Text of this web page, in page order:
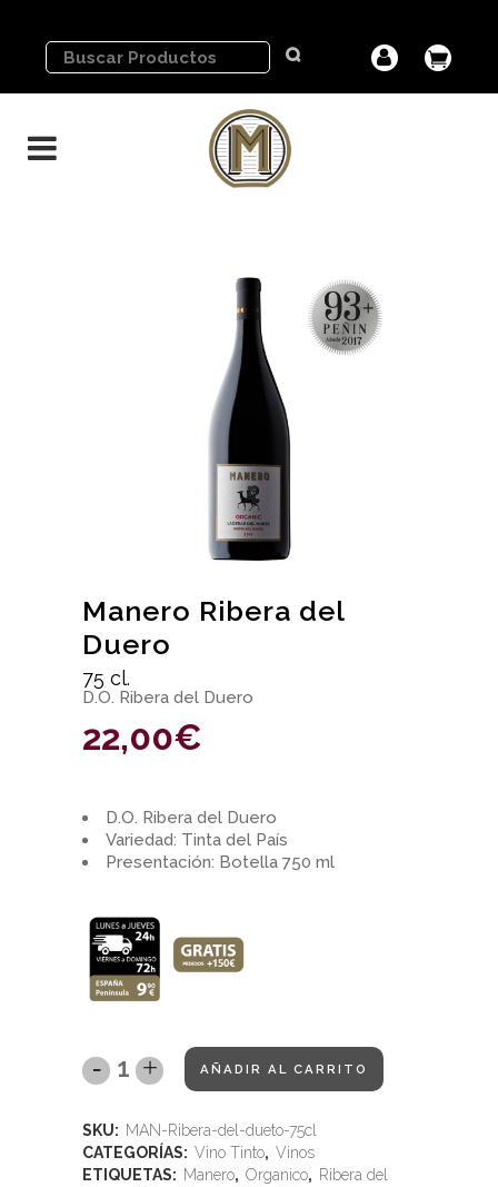
Manero Ribera del
Duero
75 cl.
D.O. Ribera del Duero
22,00€
D.O. Ribera del Duero
Variedad: Tinta del País
Presentación: Botella 750 ml
AÑADIR AL CARRITO
SKU: MAN-Ribera-del-dueto-75cl
CATEGORÍAS: Vino Tinto, Vinos
ETIQUETAS: Manero, Organico, Ribera del